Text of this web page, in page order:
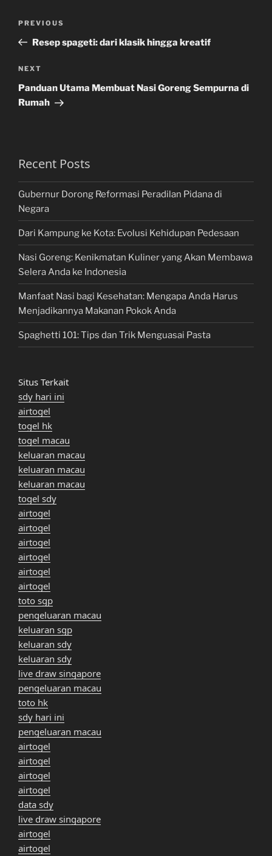
Previous
Post
PREVIOUS
Resep spageti: dari klasik hingga kreatif
Next
Post
NEXT
Panduan Utama Membuat Nasi Goreng Sempurna di
Rumah
Recent Posts
Gubernur Dorong Reformasi Peradilan Pidana di
Negara
Dari Kampung ke Kota: Evolusi Kehidupan Pedesaan
Nasi Goreng: Kenikmatan Kuliner yang Akan Membawa
Selera Anda ke Indonesia
Manfaat Nasi bagi Kesehatan: Mengapa Anda Harus
Menjadikannya Makanan Pokok Anda
Spaghetti 101: Tips dan Trik Menguasai Pasta
Situs Terkait
sdy hari ini
airtogel
togel hk
togel macau
keluaran macau
keluaran macau
keluaran macau
togel sdy
airtogel
airtogel
airtogel
airtogel
airtogel
airtogel
toto sgp
pengeluaran macau
keluaran sgp
keluaran sdy
keluaran sdy
live draw singapore
pengeluaran macau
toto hk
sdy hari ini
pengeluaran macau
airtogel
airtogel
airtogel
airtogel
data sdy
live draw singapore
airtogel
airtogel